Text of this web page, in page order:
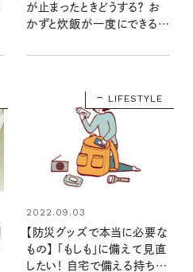
が止まったときどうする？ お
かずと炊飯が一度にできるポ
LIFESTYLE
2022.09.03
【防災グッズで本当に必要な
もの】 「もしも」に備えて見直
したい！ 自宅で備える持ち物